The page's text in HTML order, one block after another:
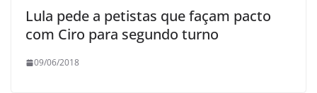
Lula pede a petistas que façam pacto
com Ciro para segundo turno
09/06/2018